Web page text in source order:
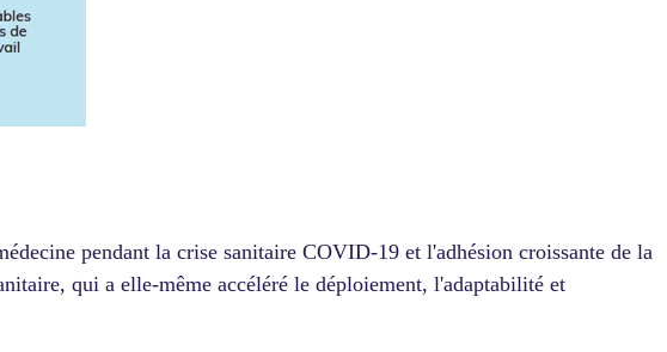
pendant la crise sanitaire COVID-19 et l'adhésion croissante de la
qui a elle-même accéléré le déploiement, l'adaptabilité et